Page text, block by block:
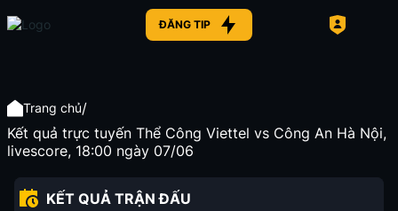
ĐĂNG TIP
Trang chủ/
Kết quả trực tuyến Thể Công Viettel vs Công An Hà Nội,
livescore, 18:00 ngày 07/06
KẾT QUẢ TRẬN ĐẤU